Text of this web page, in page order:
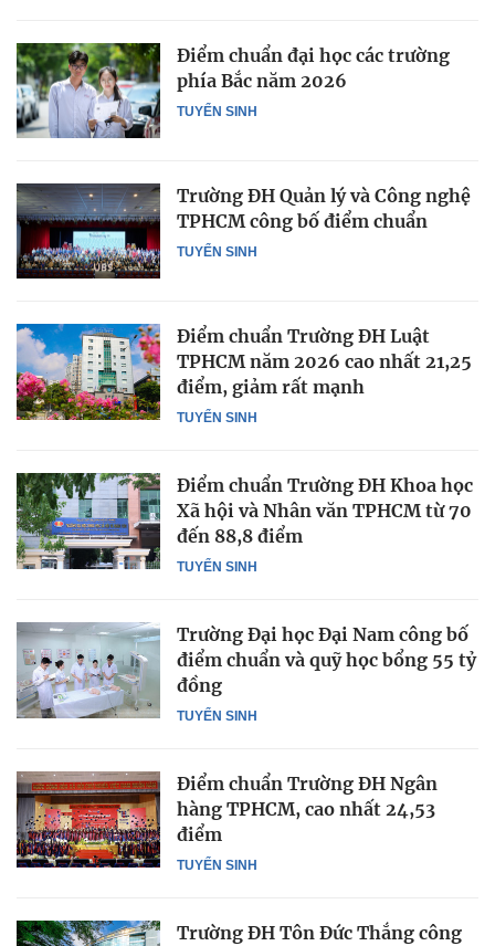
TUYỂN SINH
Điểm chuẩn đại học các trường
phía Bắc năm 2026
TUYỂN SINH
Trường ĐH Quản lý và Công nghệ
TPHCM công bố điểm chuẩn
TUYỂN SINH
Điểm chuẩn Trường ĐH Luật
TPHCM năm 2026 cao nhất 21,25
điểm, giảm rất mạnh
TUYỂN SINH
Điểm chuẩn Trường ĐH Khoa học
Xã hội và Nhân văn TPHCM từ 70
đến 88,8 điểm
TUYỂN SINH
Trường Đại học Đại Nam công bố
điểm chuẩn và quỹ học bổng 55 tỷ
đồng
TUYỂN SINH
Điểm chuẩn Trường ĐH Ngân
hàng TPHCM, cao nhất 24,53
điểm
Trường ĐH Tôn Đức Thắng công